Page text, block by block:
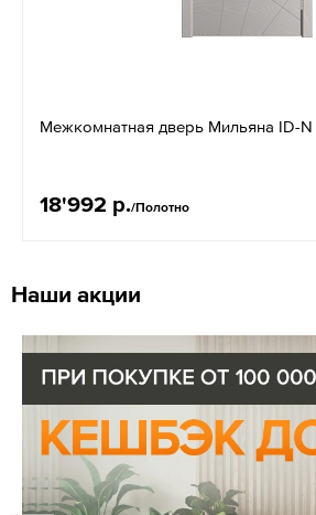
Межкомнатная дверь Мильяна ID-N
18'992 р./Полотно
Наши акции